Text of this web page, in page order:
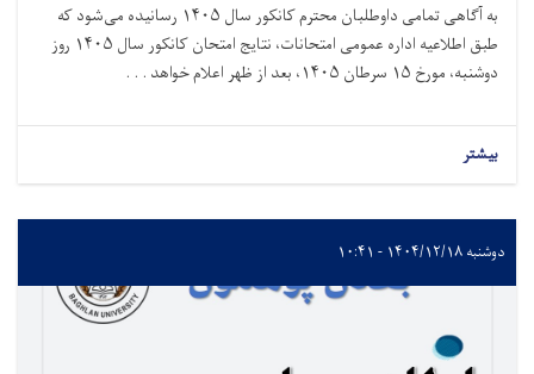
به آگاهی تمامی داوطلبان محترم کانکور سال ۱۴۰۵ رسانیده می‌شود که
طبق اطلاعیه اداره عمومی امتحانات، نتایج امتحان کانکور سال ۱۴۰۵ روز
دوشنبه، مورخ ۱۵ سرطان ۱۴۰۵، بعد از ظهر اعلام خواهد . . .
بیشتر
دوشنبه ۱۴۰۴/۱۲/۱۸ - ۱۰:۴۱